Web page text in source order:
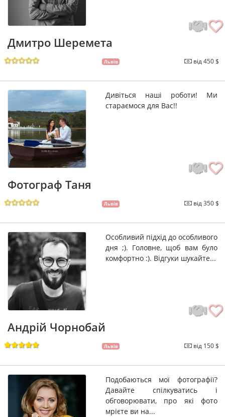
Дмитро Шеремета
Львів від 450 $
Дивіться наші роботи! Ми
стараємося для Вас!!
Фотограф Таня
Львів від 350 $
Особливий підхід до особливого
дня ;). Головне, щоб вам було
комфортно :). Відгуки шукайте...
Андрій Чорнобай
Львів від 150 $
Подобаються мої фотографії?
Давайте спілкуватись і
обговорювати, про які фото
мрієте ви на...